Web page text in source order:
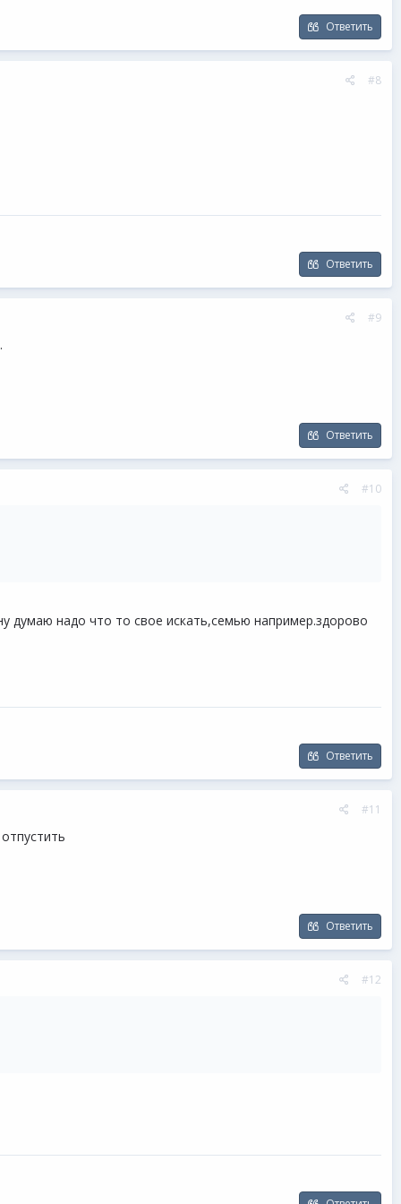
Ответить
#8
Ответить
#9
Ответить
#10
думаю надо что то свое искать,семью например.здорово
Ответить
#11
Ответить
#12